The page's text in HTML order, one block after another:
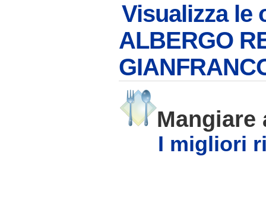
Visualizza le
ALBERGO
Mangiare
I migliori